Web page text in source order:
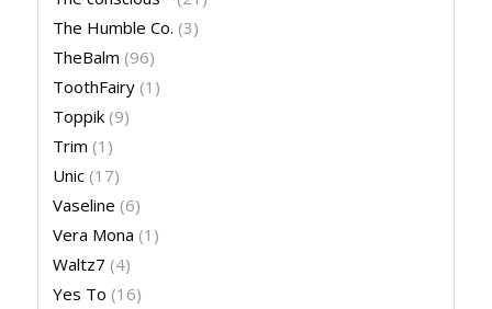
The Humble Co. (3)
TheBalm (96)
ToothFairy (1)
Toppik (9)
Trim (1)
Unic (17)
Vaseline (6)
Vera Mona (1)
Waltz7 (4)
Yes To (16)